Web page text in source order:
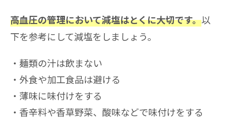
高血圧の管理において減塩はとくに大切です。以
下を参考にして減塩をしましょう。
麺類の汁は飲まない
外食や加工食品は避ける
薄味に味付けをする
香辛料や香草野菜、酸味などで味付けをする